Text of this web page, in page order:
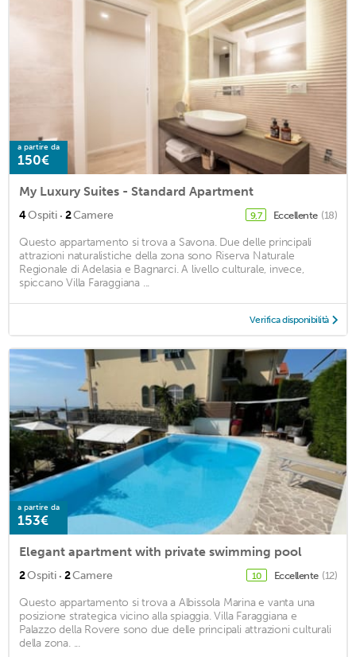
a partire da
150€
My Luxury Suites - Standard Apartment
4Ospiti · 2Camere 9,7 Eccellente (18)
Questo appartamento si trova a Savona. Due delle principali
attrazioni naturalistiche della zona sono Riserva Naturale
Regionale di Adelasia e Bagnarci. A livello culturale, invece,
spiccano Villa Faraggiana ...
Verifica disponibilità
a partire da
153€
Elegant apartment with private swimming pool
2Ospiti · 2Camere 10 Eccellente (12)
Questo appartamento si trova a Albissola Marina e vanta una
posizione strategica vicino alla spiaggia. Villa Faraggiana e
Palazzo della Rovere sono due delle principali attrazioni culturali
della zona. ...